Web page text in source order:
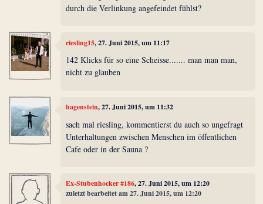
durch die Verlinkung angefeindet fühlst?
riesling15, 27. Juni 2015, um 11:17
142 Klicks für so eine Scheisse....... man man man,
nicht zu glauben
hagenstein, 27. Juni 2015, um 11:32
sach mal riesling, kommentierst du auch so ungefragt
Unterhaltungen zwischen Menschen im öffentlichen
Cafe oder in der Sauna ?
Ex-Stubenhocker #186, 27. Juni 2015, um 12:20
zuletzt bearbeitet am 27. Juni 2015, um 12:20